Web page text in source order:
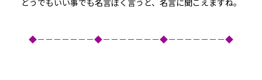
どうでもいい事でも名言ぽく言うと、名言に聞こえますね。
◆－－－－－－－◆－－－－－－－◆－－－－－－－◆